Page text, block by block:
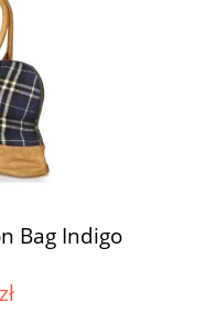
Bag Indigo